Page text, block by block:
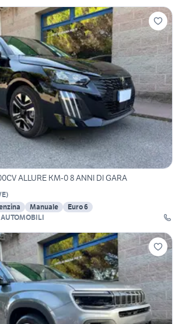
ALLURE KM-0 8 ANNI DI GARA
)
Manuale
Euro 6